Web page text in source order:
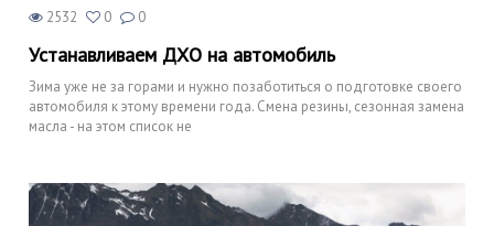
2532 0 0
Устанавливаем ДХО на автомобиль
Зима уже не за горами и нужно позаботиться о подготовке своего
автомобиля к этому времени года. Смена резины, сезонная замена
масла - на этом список не